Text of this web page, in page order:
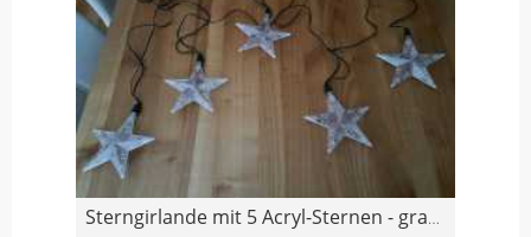
Sterngirlande mit 5 Acryl-Sternen - gratis abzugeb